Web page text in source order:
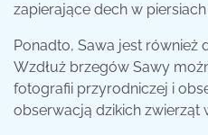
zapierające dech w
Ponadto, Sawa jest również
Wzdłuż brzegów Sawy
fotografii przyrodniczej i
obserwacją dzikich zwierząt